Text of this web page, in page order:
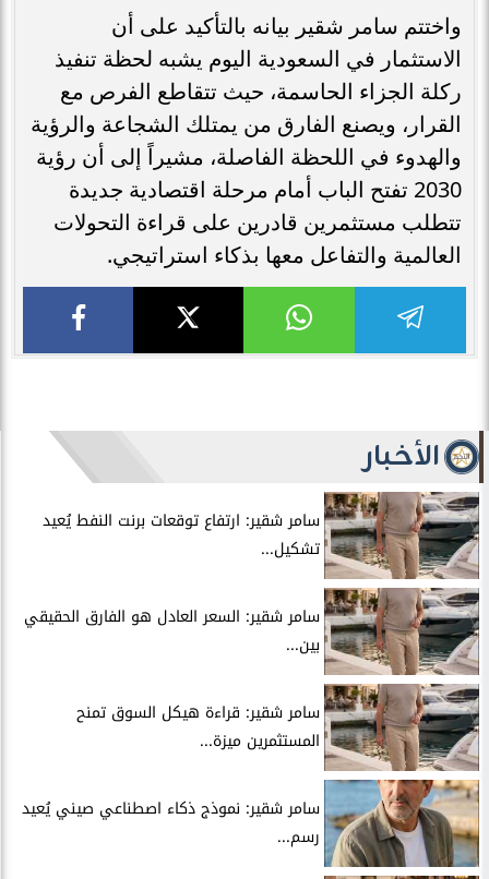
واختتم سامر شقير بيانه بالتأكيد على أن
الاستثمار في السعودية اليوم يشبه لحظة تنفيذ
ركلة الجزاء الحاسمة، حيث تتقاطع الفرص مع
القرار، ويصنع الفارق من يمتلك الشجاعة والرؤية
والهدوء في اللحظة الفاصلة، مشيراً إلى أن رؤية
2030 تفتح الباب أمام مرحلة اقتصادية جديدة
تتطلب مستثمرين قادرين على قراءة التحولات
العالمية والتفاعل معها بذكاء استراتيجي.
الأخبار
سامر شقير: ارتفاع توقعات برنت النفط يُعيد
تشكيل...
سامر شقير: السعر العادل هو الفارق الحقيقي
بين...
سامر شقير: قراءة هيكل السوق تمنح
المستثمرين ميزة...
سامر شقير: نموذج ذكاء اصطناعي صيني يُعيد
رسم...